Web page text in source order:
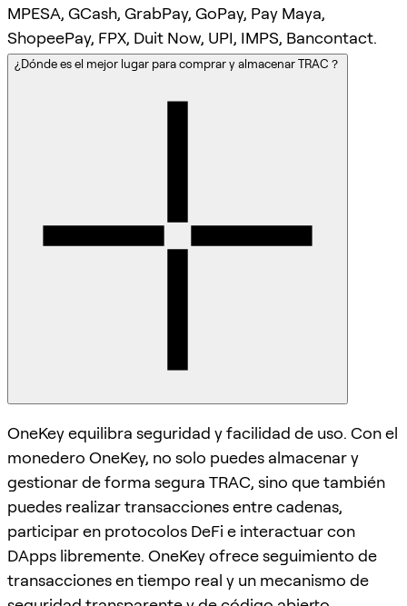
MPESA, GCash, GrabPay, GoPay, Pay Maya,
ShopeePay, FPX, Duit Now, UPI, IMPS, Bancontact.
¿Dónde es el mejor lugar para comprar y almacenar TRAC？
OneKey equilibra seguridad y facilidad de uso. Con el
monedero OneKey, no solo puedes almacenar y
gestionar de forma segura TRAC, sino que también
puedes realizar transacciones entre cadenas,
participar en protocolos DeFi e interactuar con
DApps libremente. OneKey ofrece seguimiento de
transacciones en tiempo real y un mecanismo de